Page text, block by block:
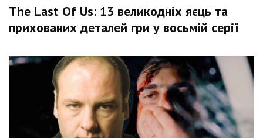
The Last Of Us: 13 великодніх яєць та
прихованих деталей гри у восьмій серії